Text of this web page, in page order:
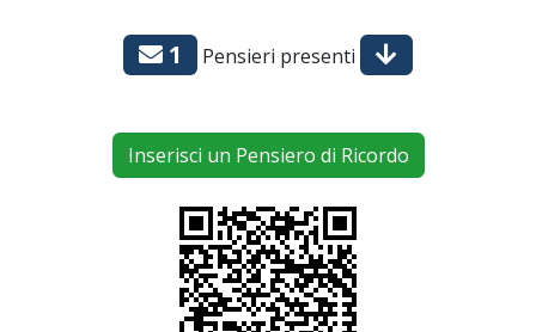
1 Pensieri presenti
Inserisci un Pensiero di Ricordo